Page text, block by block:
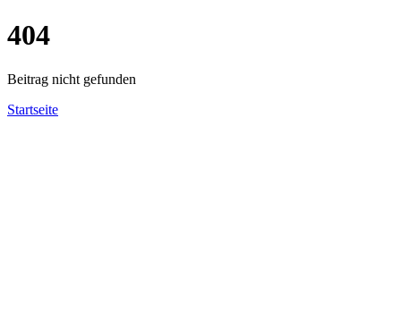
404
Beitrag nicht gefunden
Startseite